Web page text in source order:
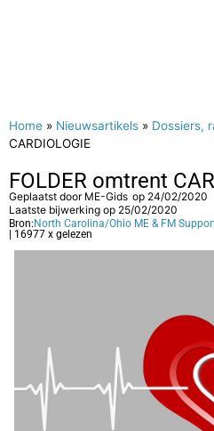
Home » Nieuwsartikels » Dossiers,
CARDIOLOGIE
FOLDER omtrent
Geplaatst door ME-Gids op 24/02/2020
Laatste bijwerking op 25/02/2020
Bron: North Carolina/Ohio ME & FM
| 16977 x gelezen